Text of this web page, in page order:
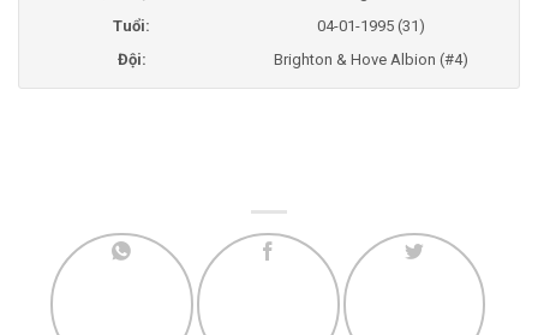
Tuổi:
04-01-1995 (31)
Đội:
Brighton & Hove Albion (#4)